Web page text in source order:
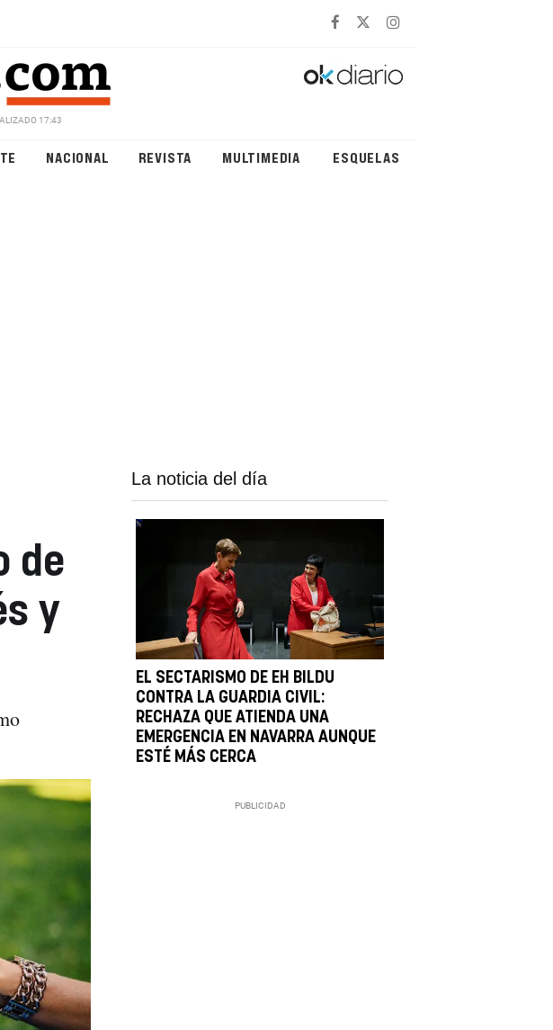
17:43
NACIONAL REVISTA MULTIMEDIA ESQUELAS
de
y
La noticia del día
EL SECTARISMO DE EH BILDU
CONTRA LA GUARDIA CIVIL:
RECHAZA QUE ATIENDA UNA
EMERGENCIA EN NAVARRA AUNQUE
ESTÉ MÁS CERCA